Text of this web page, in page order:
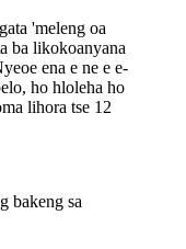
'meleng oa
ba likokoanyana
ena e ne e e-
ho hloleha ho
lihora tse 12